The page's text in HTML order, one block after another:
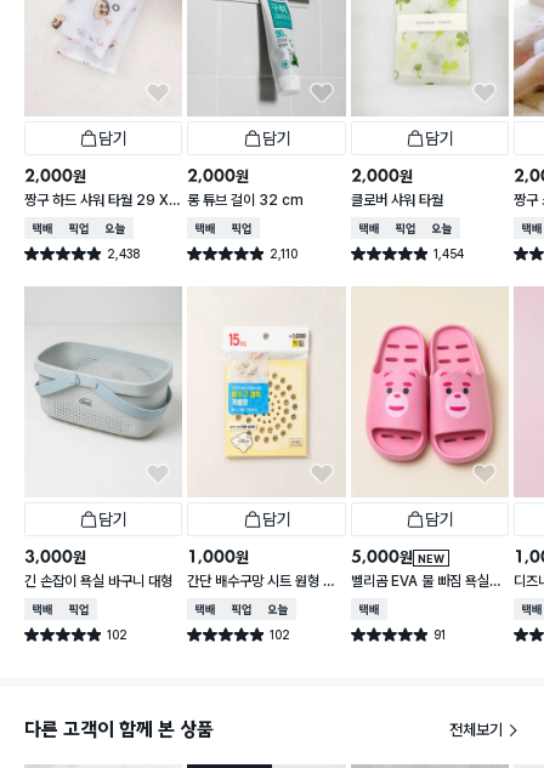
담기
2,000원
짱구 하드 샤워 타월 29 X
95 cm
택배배송매장픽업오늘배송
별점 4.9점 2,438
건 작성
담기
2,000원
롱 튜브 걸이 32 cm
택배배송매장픽업
별점 4.9점 2,110
건 작성
담기
2,000원
클로버 샤워 타월
택배배송매장픽업오늘배송
별점 4.9점 1,454
건 작성
짱구
X
택배
별점
담기
3,000원
긴 손잡이 욕실 바구니 대형
택배배송매장픽업
별점 4.9점 102
건 작성
담기
1,000원
간단 배수구망 시트 원형 중
형 15매입
택배배송매장픽업오늘배송
별점 4.9점 102
건 작성
담기
NEW
5,000원
벨리곰 EVA 물 빠짐 욕실화
260~280 mm
택배배송
별점 4.9점 91
건 작성
디즈
컵
택배
별점
다른 고객이 함께 본 상품 전체보기